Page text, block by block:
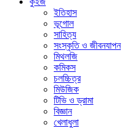
ইতিহাস
ভূগোল
সাহিত্য
সংস্কৃতি ও জীবনযাপন
মিথলজি
কমিকস
চলচ্চিত্র
মিউজিক
টিভি ও ড্রামা
বিজ্ঞান
খেলাধুলা